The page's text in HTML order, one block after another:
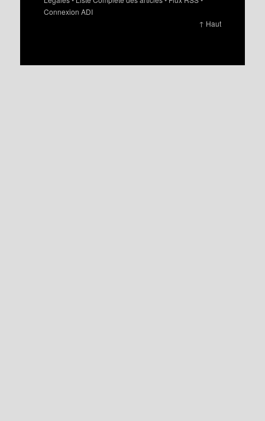
Connexion ADI
↑ Haut